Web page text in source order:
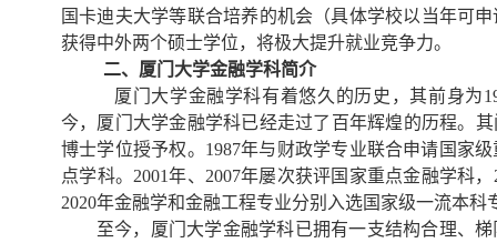
国卡迪夫大学等联合培养的机会（具体学校以当年可
获得中外两个硕士学位，将极大提升就业竞争力。
二、厦门大学金融学科简介
厦门大学金融学科有着悠久的历史，其前身为
今，厦门大学金融学科已经走过了百年辉煌的历程。
博士学位授予权。1987年与财政学专业联合申请国家
点学科。2001年、2007年屡次获评国家重点金融学科
2020年金融学和金融工程专业分别入选国家级一流本科
至今，厦门大学金融学科已拥有一支结构合理、